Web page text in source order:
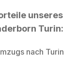
unseres
Turin:
nach Turin